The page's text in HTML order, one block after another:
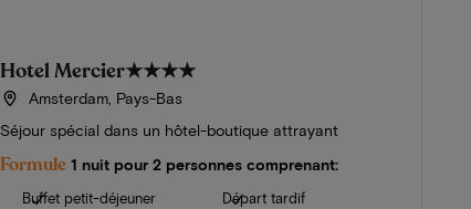
Hotel Mercier★★★★
Amsterdam, Pays-Bas
Séjour spécial dans un hôtel-boutique attrayant
Formule 1 nuit pour 2 personnes comprenant:
Buffet petit-déjeuner
Départ tardif